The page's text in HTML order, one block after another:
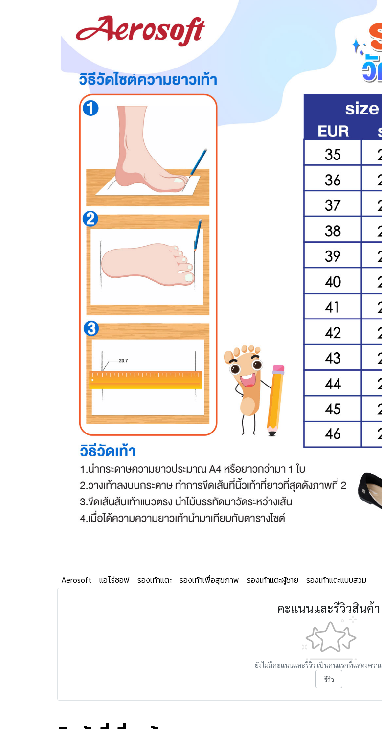
Aerosoft แอโร่ซอฟ รองเท้าแตะ รองเท้าเพื่อสุขภาพ รองเท้าแตะผู้ชาย รองเท้าแตะแบบสวม
คะแนนและรีวิวสินค้า
ยังไม่มีคะแนนและรีวิว เป็นคนแรกที่แสดงควา
รีวิว